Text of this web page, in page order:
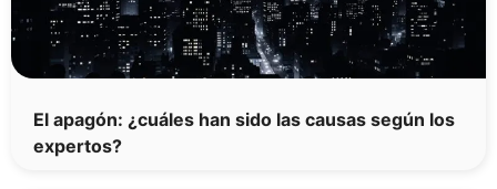
El apagón: ¿cuáles han sido las causas según los
expertos?